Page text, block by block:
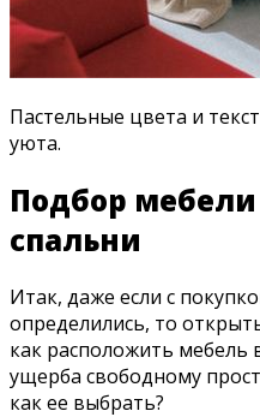
Пастельные цвета и
уюта.
Подбор
спальни
Итак, даже если с
определились, то
как расположить мебель
ущерба свободному
как ее выбрать?